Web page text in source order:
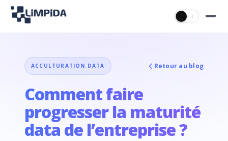
☾
ACCULTURATION DATA Retour au blog
Comment faire
progresser la maturité
data de l’entreprise ?